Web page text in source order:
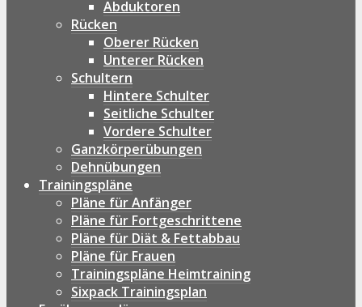
Abduktoren
Rücken
Oberer Rücken
Unterer Rücken
Schultern
Hintere Schulter
Seitliche Schulter
Vordere Schulter
Ganzkörperübungen
Dehnübungen
Trainingspläne
Pläne für Anfänger
Pläne für Fortgeschrittene
Pläne für Diät & Fettabbau
Pläne für Frauen
Trainingspläne Heimtraining
Sixpack Trainingsplan